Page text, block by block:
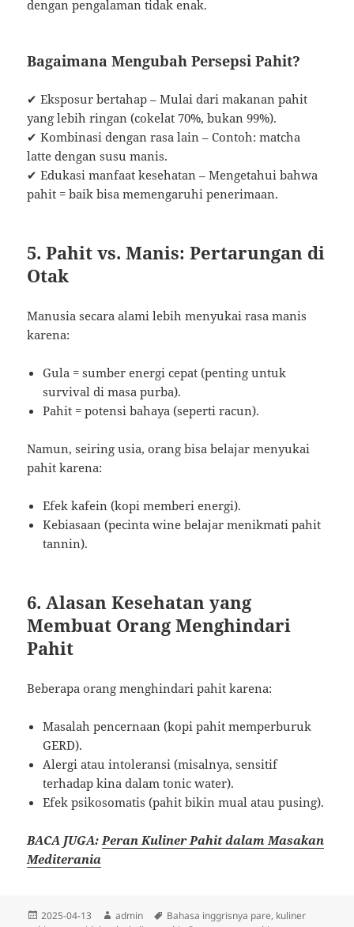
dengan pengalaman tidak enak.
Bagaimana Mengubah Persepsi Pahit?
✔ Eksposur bertahap – Mulai dari makanan pahit
yang lebih ringan (cokelat 70%, bukan 99%).
✔ Kombinasi dengan rasa lain – Contoh: matcha
latte dengan susu manis.
✔ Edukasi manfaat kesehatan – Mengetahui bahwa
pahit = baik bisa memengaruhi penerimaan.
5. Pahit vs. Manis: Pertarungan di
Otak
Manusia secara alami lebih menyukai rasa manis
karena:
Gula = sumber energi cepat (penting untuk
survival di masa purba).
Pahit = potensi bahaya (seperti racun).
Namun, seiring usia, orang bisa belajar menyukai
pahit karena:
Efek kafein (kopi memberi energi).
Kebiasaan (pecinta wine belajar menikmati pahit
tannin).
6. Alasan Kesehatan yang
Membuat Orang Menghindari
Pahit
Beberapa orang menghindari pahit karena:
Masalah pencernaan (kopi pahit memperburuk
GERD).
Alergi atau intoleransi (misalnya, sensitif
terhadap kina dalam tonic water).
Efek psikosomatis (pahit bikin mual atau pusing).
BACA JUGA: Peran Kuliner Pahit dalam Masakan
Mediterania
Diposkan
2025-04-13 Penulis
admin Tag
Bahasa inggrisnya pare, kuliner